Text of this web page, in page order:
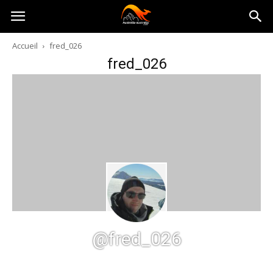
Australia-
australie.com
Accueil fred_026
fred_026
@fred_026